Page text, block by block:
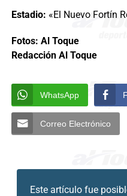
Estadio: «El Nuevo Fortín
Fotos: Al Toque
Redacción Al Toque
WhatsApp
Correo Electrónico
Este artículo fue